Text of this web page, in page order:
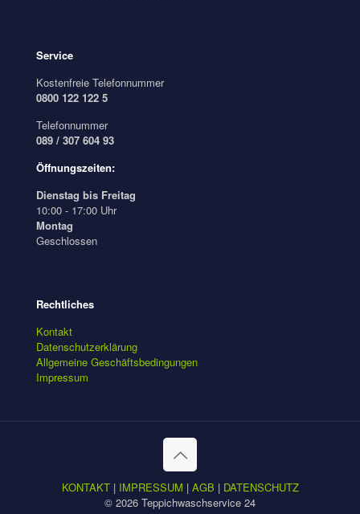
Service
Kostenfreie Telefonnummer
0800 122 122 5
Telefonnummer
089 / 307 604 93
Öffnungszeiten:
Dienstag bis Freitag
10:00 - 17:00 Uhr
Montag
Geschlossen
Rechtliches
Kontakt
Datenschutzerklärung
Allgemeine Geschäftsbedingungen
Impressum
KONTAKT| IMPRESSUM | AGB | DATENSCHUTZ
© 2026 Teppichwaschservice 24